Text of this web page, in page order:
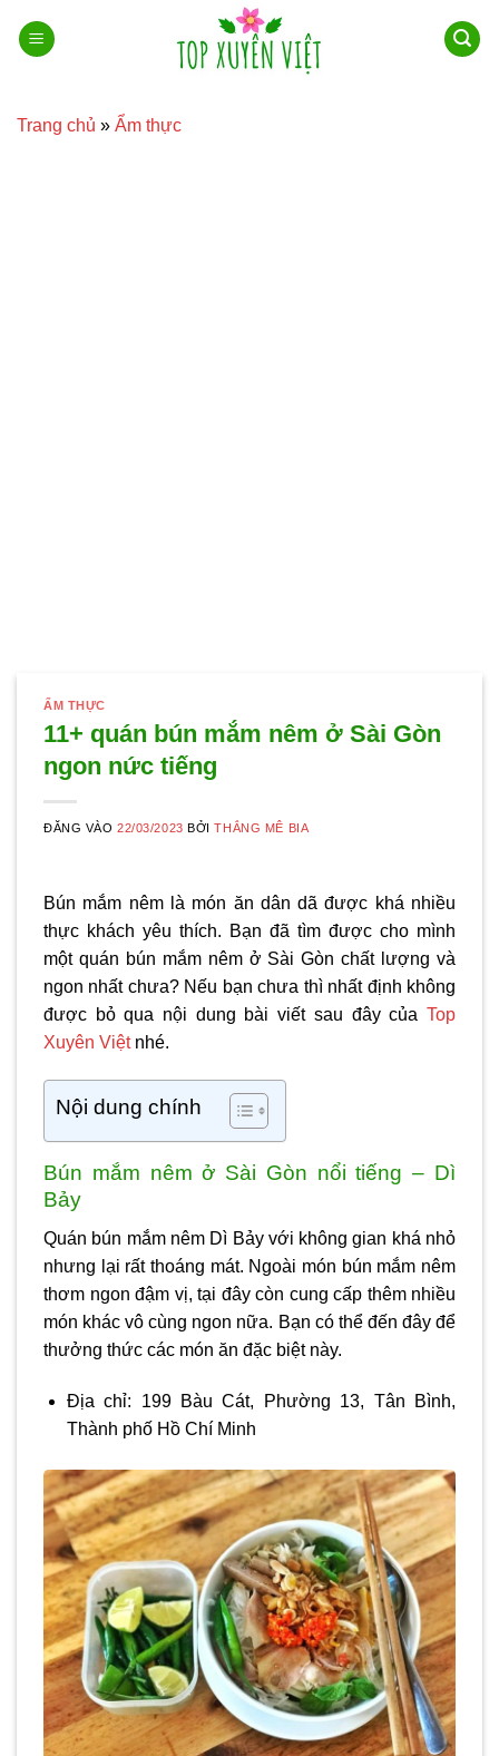
qua
Trang chủ » Ẩm thực
ẨM THỰC
11+ quán bún mắm nêm ở Sài Gòn
ngon nức tiếng
ĐĂNG VÀO22/03/2023 BỞITHẮNG MÊ BIA
Bún mắm nêm là món ăn dân dã được khá nhiều
thực khách yêu thích. Bạn đã tìm được cho mình
một quán bún mắm nêm ở Sài Gòn chất lượng và
ngon nhất chưa? Nếu bạn chưa thì nhất định không
được bỏ qua nội dung bài viết sau đây của Top
Xuyên Việtnhé.
Nội dung chính
Bún mắm nêm ở Sài Gòn nổi tiếng – Dì
Bảy
Quán bún mắm nêm Dì Bảy với không gian khá nhỏ
nhưng lại rất thoáng mát. Ngoài món bún mắm nêm
thơm ngon đậm vị, tại đây còn cung cấp thêm nhiều
món khác vô cùng ngon nữa. Bạn có thể đến đây để
thưởng thức các món ăn đặc biệt này.
Địa chỉ: 199 Bàu Cát, Phường 13, Tân Bình,
Thành phố Hồ Chí Minh